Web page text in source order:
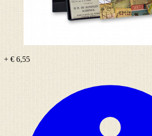
+ € 6,55